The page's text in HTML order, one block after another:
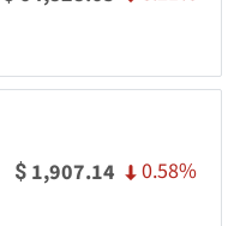
$ 1,907.14 0.58%